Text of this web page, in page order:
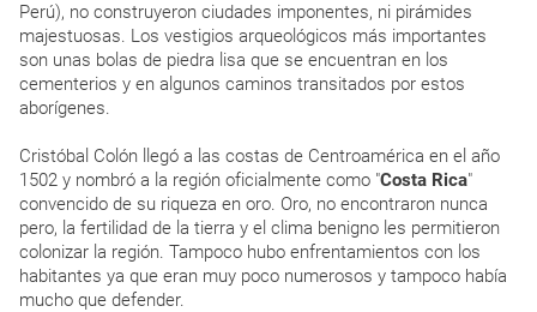
Perú), no construyeron ciudades imponentes, ni pirámides
majestuosas. Los vestigios arqueológicos más importantes
son unas bolas de piedra lisa que se encuentran en los
cementerios y en algunos caminos transitados por estos
aborígenes.
Cristóbal Colón llegó a las costas de Centroamérica en el año
1502 y nombró a la región oficialmente como "Costa Rica"
convencido de su riqueza en oro. Oro, no encontraron nunca
pero, la fertilidad de la tierra y el clima benigno les permitieron
colonizar la región. Tampoco hubo enfrentamientos con los
habitantes ya que eran muy poco numerosos y tampoco había
mucho que defender.